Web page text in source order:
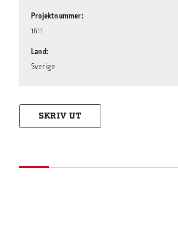
Projektnummer
1611
Land
Sverige
SKRIV UT